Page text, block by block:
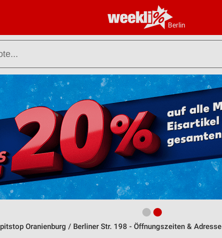
Berlin
pitstop Oranienburg / Berliner Str. 198 - Öffnungszeiten & Adresse